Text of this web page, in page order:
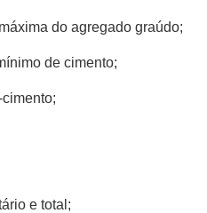
do agregado graúdo;
de cimento;
e total;